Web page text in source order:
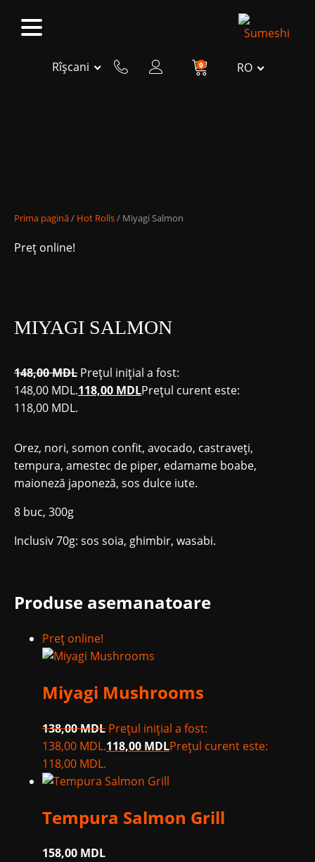
Rîșcani 0 RO
Prima pagină/ Hot Rolls/ Miyagi Salmon
Preț online!
MIYAGI SALMON
148,00MDL Prețul inițial a fost:
148,00 MDL.118,00 MDLPrețul curent este:
118,00 MDL.
Orez, nori, somon confit, avocado, castraveți,
tempura, amestec de piper, edamame boabe,
maioneză japoneză, sos dulce iute.
8 buc, 300g
Inclusiv 70g: sos soia, ghimbir, wasabi.
Produse asemanatoare
Preț online!
Miyagi Mushrooms
138,00MDL Prețul inițial a fost:
138,00 MDL.118,00 MDLPrețul curent este:
118,00 MDL.
Tempura Salmon Grill
158,00 MDL